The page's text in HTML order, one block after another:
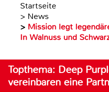
Startseite
> News
> Mission legt
In Walnuss und
Topthema: Deep
vereinbaren eine